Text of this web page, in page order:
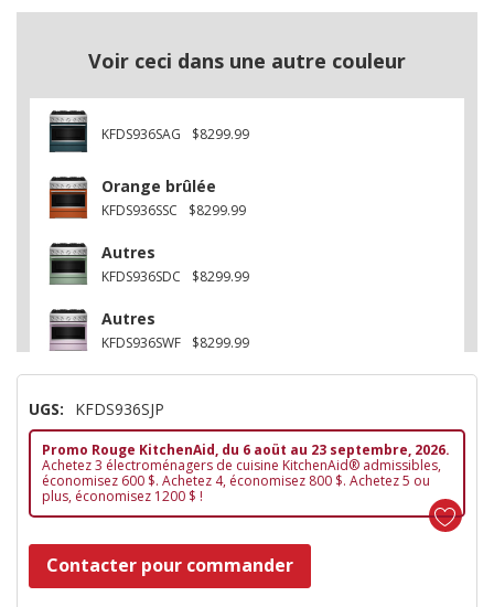
Voir ceci dans une autre couleur
KFDS936SAG $8299.99
Orange brûlée
KFDS936SSC $8299.99
Autres
KFDS936SDC $8299.99
Autres
KFDS936SWF $8299.99
KFDS936SSS
Minerai noir
KFDS936SBE $8299.99
UGS: KFDS936SJP
Promo Rouge KitchenAid, du 6 aoüt au 23 septembre, 2026.
Achetez 3 électroménagers de cuisine KitchenAid® admissibles,
économisez 600 $. Achetez 4, économisez 800 $. Achetez 5 ou
plus, économisez 1200 $ !
Dépêchez-
vous!
Contacter pour commander